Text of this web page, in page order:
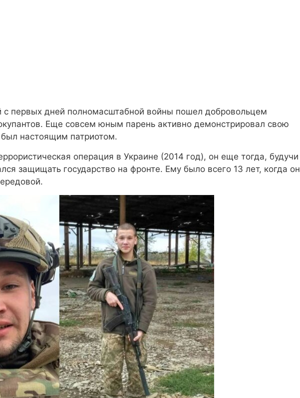
с первых дней полномасштабной войны пошел добровольцем
Еще совсем юным парень активно демонстрировал свою
настоящим патриотом.
операция в Украине (2014 год), он еще тогда, будучи
защищать государство на фронте. Ему было всего 13 лет, когда он